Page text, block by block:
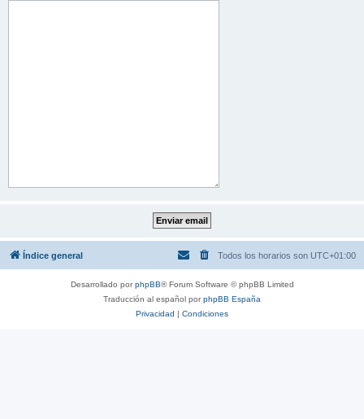
Índice general Todos los horarios son UTC+01:00
Desarrollado porphpBB® Forum Software © phpBB Limited
Traducción al español porphpBB España
Privacidad | Condiciones